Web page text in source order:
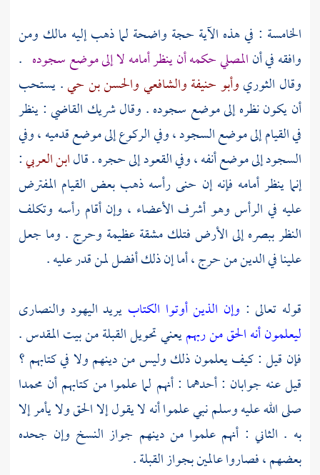
الخامسة : في هذه الآية حجة واضحة لما ذهب إليه مالك ومن
وافقه في أنالمصلي حكمه أن ينظر أمامه لا إلى موضع سجوده .
وقال الثوريوأبو حنيفةوالشافعيوالحسن بن حي. يستحب
أن يكون نظره إلى موضع سجوده . وقالشريك القاضي: ينظر
في القيام إلى موضع السجود ، وفي الركوع إلى موضع قدميه ، وفي
السجود إلى موضع أنفه ، وفي القعود إلى حجره . قالابن العربي:
إنما ينظر أمامه فإنه إن حنى رأسه ذهب بعض القيام المفترض
عليه في الرأس وهو أشرف الأعضاء ، وإن أقام رأسه وتكلف
النظر ببصره إلى الأرض فتلك مشقة عظيمة وحرج . وما جعل
علينا في الدين من حرج ، أما إن ذلك أفضل لمن قدر عليه .
قوله تعالى : وإن الذين أوتوا الكتاب يريد اليهود والنصارى
ليعلمون أنه الحق من ربهميعني تحويل القبلة منبيت المقدس.
فإن قيل : كيف يعلمون ذلك وليس من دينهم ولا في كتابهم ؟
قيل عنه جوابان : أحدهما : أنهم لما علموا من كتابهم أن محمدا
صلى الله عليه وسلم نبي علموا أنه لا يقول إلا الحق ولا يأمر إلا
به . الثاني : أنهم علموا من دينهم جواز النسخ وإن جحده
بعضهم ، فصاروا عالمين بجواز القبلة .